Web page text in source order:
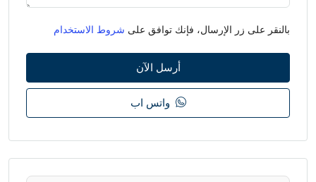
بالنقر على زر الإرسال، فإنك توافق على شروط الاستخدام
أرسل الآن
واتس اب